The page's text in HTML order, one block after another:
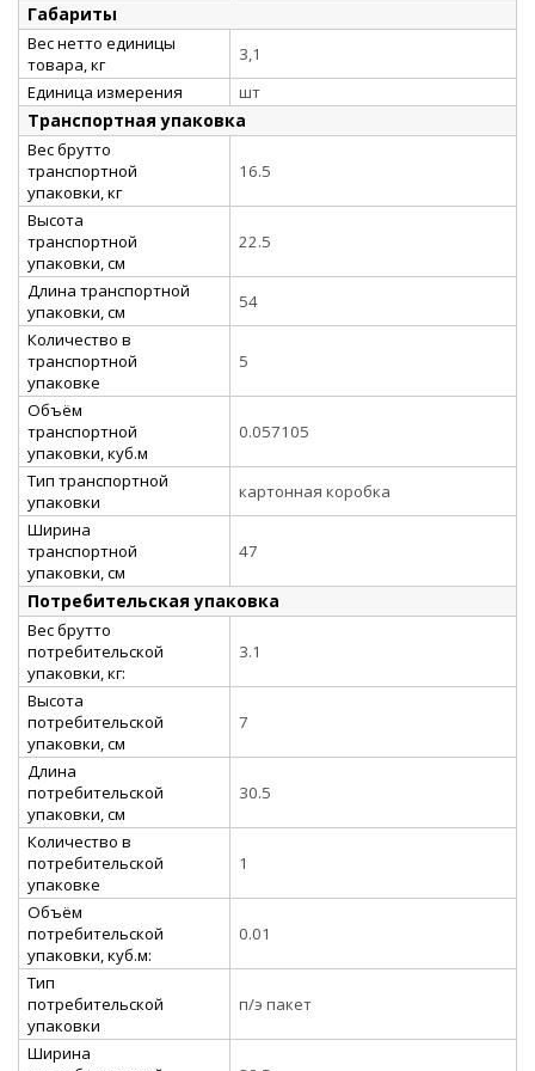
Габариты
Вес нетто единицы
товара, кг
3,1
Единица измерения
шт
Транспортная упаковка
Вес брутто
транспортной
упаковки, кг
16.5
Высота
транспортной
упаковки, см
22.5
Длина транспортной
упаковки, см
54
Количество в
транспортной
упаковке
5
Объём
транспортной
упаковки, куб.м
0.057105
Тип транспортной
упаковки
картонная коробка
Ширина
транспортной
упаковки, см
47
Потребительская упаковка
Вес брутто
потребительской
упаковки, кг:
3.1
Высота
потребительской
упаковки, см
7
Длина
потребительской
упаковки, см
30.5
Количество в
потребительской
упаковке
1
Объём
потребительской
упаковки, куб.м:
0.01
Тип
потребительской
упаковки
п/э пакет
Ширина